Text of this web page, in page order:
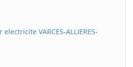
VARCES-ALLIERES-